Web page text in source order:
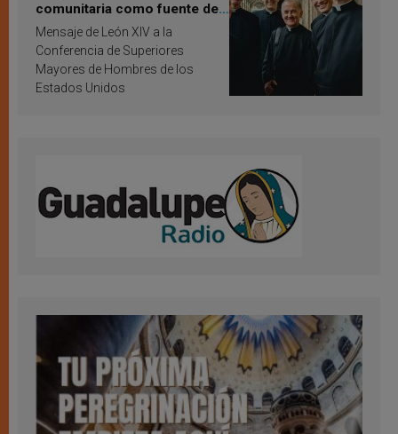
comunitaria como fuente de
inspiración y santificación
Mensaje de León XIV a la
Conferencia de Superiores
Mayores de Hombres de los
Estados Unidos